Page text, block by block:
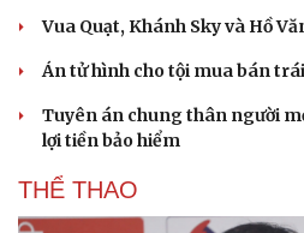
Vua Quạt, Khánh Sky và Hồ
Án tử hình cho tội mua bán
Tuyên án chung thân người
lợi tiền bảo hiểm
THỂ THAO